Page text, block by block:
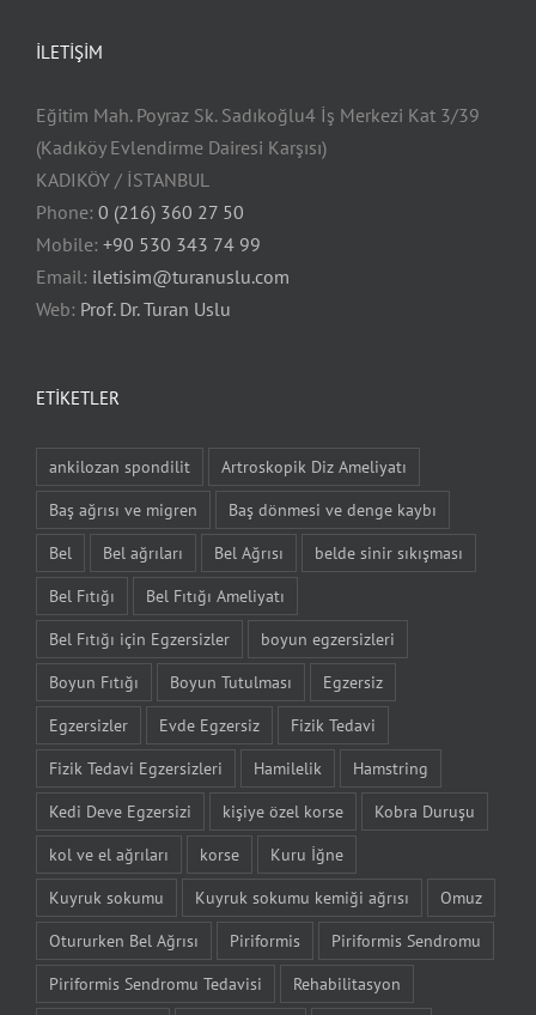
İLETIŞIM
Eğitim Mah. Poyraz Sk. Sadıkoğlu4 İş Merkezi Kat 3/39
(Kadıköy Evlendirme Dairesi Karşısı)
KADIKÖY / İSTANBUL
Phone: 0 (216) 360 27 50
Mobile: +90 530 343 74 99
Email: iletisim@turanuslu.com
Web: Prof. Dr. Turan Uslu
ETIKETLER
ankilozan spondilit
Artroskopik Diz Ameliyatı
Baş ağrısı ve migren
Baş dönmesi ve denge kaybı
Bel
Bel ağrıları Bel Ağrısı
belde sinir sıkışması
Bel Fıtığı
Bel Fıtığı Ameliyatı
Bel Fıtığı için Egzersizler
boyun egzersizleri
Boyun Fıtığı
Boyun Tutulması
Egzersiz
Egzersizler
Evde Egzersiz
Fizik Tedavi
Fizik Tedavi Egzersizleri
Hamilelik
Hamstring
Kedi Deve Egzersizi
kişiye özel korse
Kobra Duruşu
kol ve el ağrıları
korse
Kuru İğne
Kuyruk sokumu
Kuyruk sokumu kemiği ağrısı
Omuz
Otururken Bel Ağrısı
Piriformis
Piriformis Sendromu
Piriformis Sendromu Tedavisi
Rehabilitasyon